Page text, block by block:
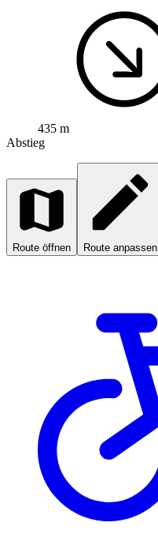
435 m
Abstieg
Route öffnen Route anpassen